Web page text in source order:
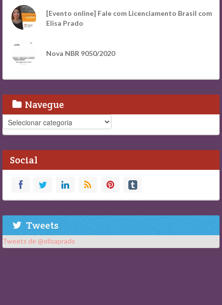
[Evento online] Fale com Licenciamento Brasil com
Elisa Prado
Nova NBR 9050/2020
Navegue
Navegue
Social
Tweets
Tweets de @elisaprado